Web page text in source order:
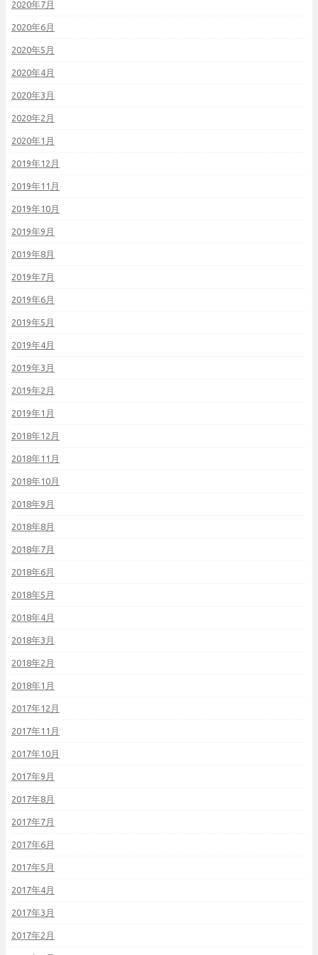
2020年7月
2020年6月
2020年5月
2020年4月
2020年3月
2020年2月
2020年1月
2019年12月
2019年11月
2019年10月
2019年9月
2019年8月
2019年7月
2019年6月
2019年5月
2019年4月
2019年3月
2019年2月
2019年1月
2018年12月
2018年11月
2018年10月
2018年9月
2018年8月
2018年7月
2018年6月
2018年5月
2018年4月
2018年3月
2018年2月
2018年1月
2017年12月
2017年11月
2017年10月
2017年9月
2017年8月
2017年7月
2017年6月
2017年5月
2017年4月
2017年3月
2017年2月